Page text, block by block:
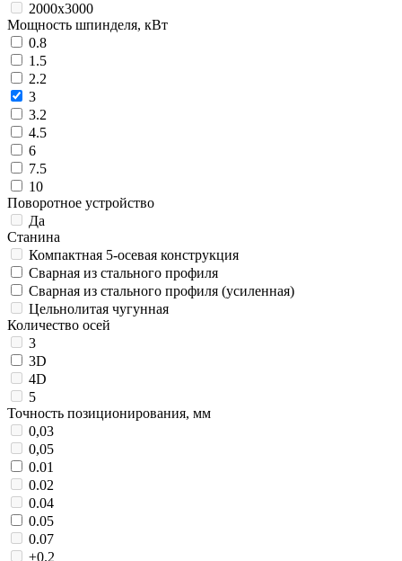
2000х3000
Мощность шпинделя, кВт
0.8
1.5
2.2
3
3.2
4.5
6
7.5
10
Поворотное устройство
Да
Станина
Компактная 5-осевая конструкция
Сварная из стального профиля
Сварная из стального профиля (усиленная)
Цельнолитая чугунная
Количество осей
3
3D
4D
5
Точность позиционирования, мм
0,03
0,05
0.01
0.02
0.04
0.05
0.07
±0.2